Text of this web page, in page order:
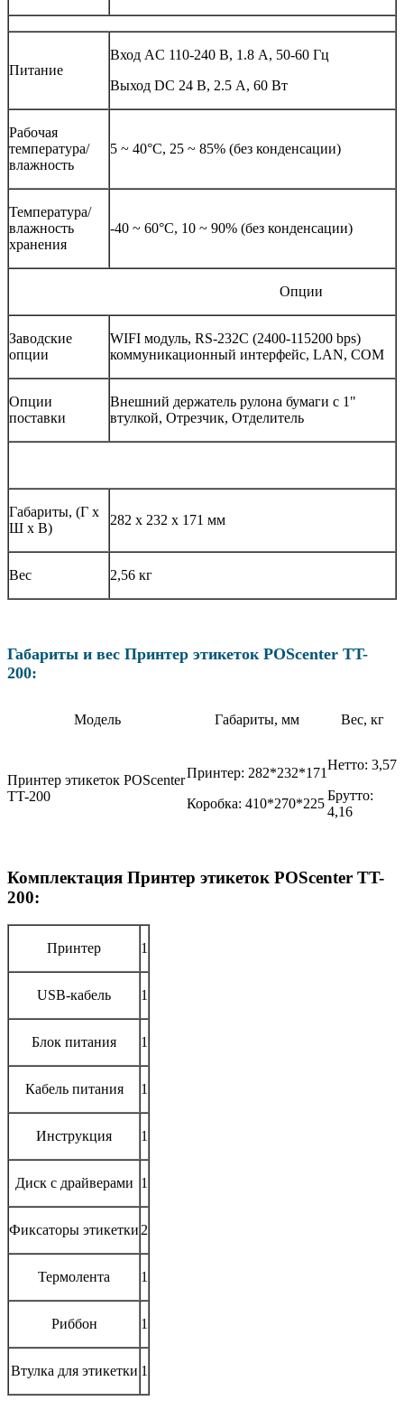
Питание
Вход AC 110-240 В, 1.8 А, 50-60 Гц
Выход DC 24 В, 2.5 А, 60 Вт
Рабочая
температура/
влажность
5 ~ 40°C, 25 ~ 85% (без конденсации)
Температура/
влажность
хранения
-40 ~ 60°C, 10 ~ 90% (без конденсации)
Опции
Заводские
опции
WIFI модуль, RS-232C (2400-115200 bps)
коммуникационный интерфейс, LAN, COM
Опции
поставки
Внешний держатель рулона бумаги с 1"
втулкой, Отрезчик, Отделитель
Габариты, (Г х
Ш х В)
282 х 232 х 171 мм
Вес 2,56 кг
Габариты и вес Принтер этикеток POScenter TT-
200:
Модель Габариты, мм Вес, кг
Принтер этикеток POScenter
TT-200
Принтер: 282*232*171
Коробка: 410*270*225
Нетто: 3,57
Брутто:
4,16
Комплектация Принтер этикеток POScenter TT-
200:
Принтер 1
USB-кабель 1
Блок питания 1
Кабель питания 1
Инструкция 1
Диск с драйверами 1
Фиксаторы этикетки 2
Термолента 1
Риббон 1
Втулка для этикетки 1